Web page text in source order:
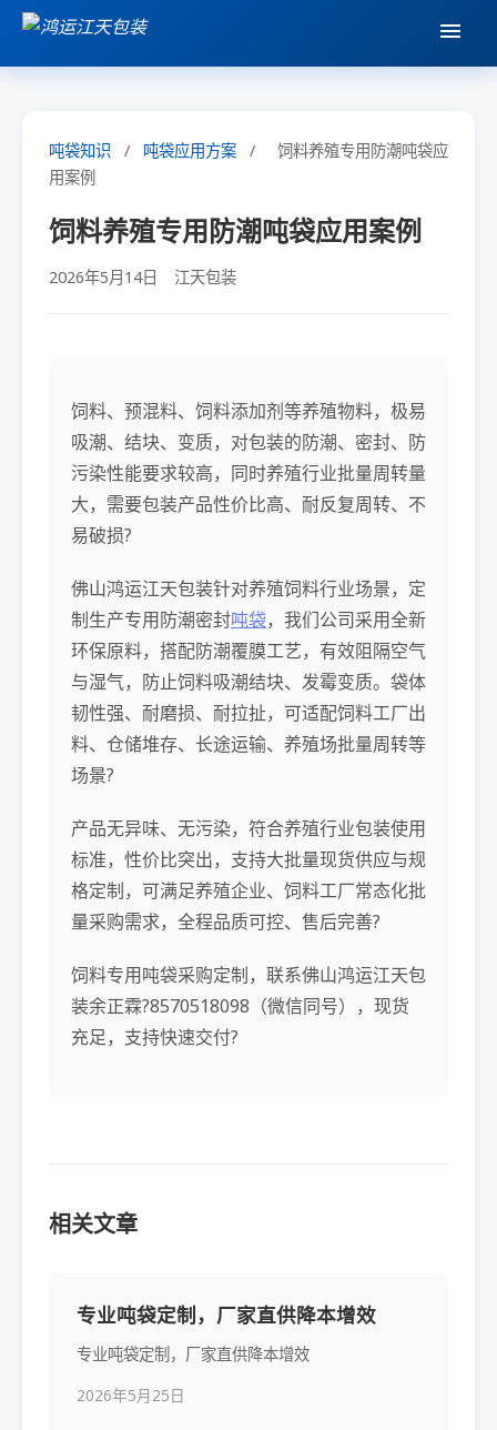
吨袋知识 / 吨袋应用方案 /
饲料养殖专用防潮吨袋应
用案例
饲料养殖专用防潮吨袋应用案例
2026年5月14日 江天包装
饲料、预混料、饲料添加剂等养殖物料，极易
吸潮、结块、变质，对包装的防潮、密封、防
污染性能要求较高，同时养殖行业批量周转量
大，需要包装产品性价比高、耐反复周转、不
易破损?
佛山鸿运江天包装针对养殖饲料行业场景，定
制生产专用防潮密封吨袋，我们公司采用全新
环保原料，搭配防潮覆膜工艺，有效阻隔空气
与湿气，防止饲料吸潮结块、发霉变质。袋体
韧性强、耐磨损、耐拉扯，可适配饲料工厂出
料、仓储堆存、长途运输、养殖场批量周转等
场景?
产品无异味、无污染，符合养殖行业包装使用
标准，性价比突出，支持大批量现货供应与规
格定制，可满足养殖企业、饲料工厂常态化批
量采购需求，全程品质可控、售后完善?
饲料专用吨袋采购定制，联系佛山鸿运江天包
装余正霖?8570518098（微信同号），现货
充足，支持快速交付?
相关文章
专业吨袋定制，厂家直供降本增效
专业吨袋定制，厂家直供降本增效
2026年5月25日